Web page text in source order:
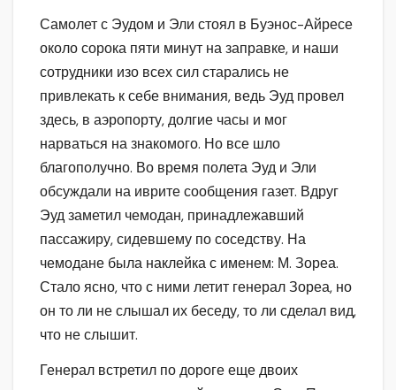
Самолет с Эудом и Эли стоял в Буэнос-Айресе
около сорока пяти минут на заправке, и наши
сотрудники изо всех сил старались не
привлекать к себе внимания, ведь Эуд провел
здесь, в аэропорту, долгие часы и мог
нарваться на знакомого. Но все шло
благополучно. Во время полета Эуд и Эли
обсуждали на иврите сообщения газет. Вдруг
Эуд заметил чемодан, принадлежавший
пассажиру, сидевшему по соседству. На
чемодане была наклейка с именем: М. Зореа.
Стало ясно, что с ними летит генерал Зореа, но
он то ли не слышал их беседу, то ли сделал вид,
что не слышит.
Генерал встретил по дороге еще двоих